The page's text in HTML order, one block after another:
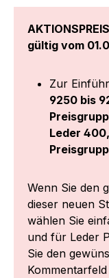
gültig vom
Zur
9250 bis
Leder
Wenn Sie den
dieser neuen
wählen Sie
und für Leder
Sie den